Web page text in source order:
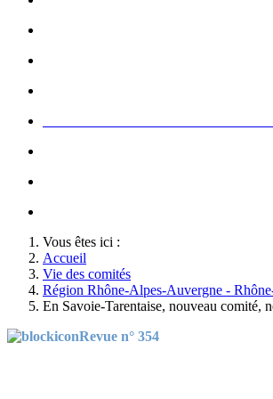
Vous êtes ici :
Accueil
Vie des comités
Région Rhône-Alpes-Auvergne -
En Savoie-Tarentaise, nouveau comité,
Revue n° 354